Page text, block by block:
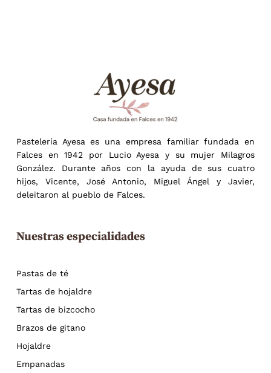
Pastelería Ayesa es una empresa familiar fundada en
Falces en 1942 por Lucio Ayesa y su mujer Milagros
González. Durante años con la ayuda de sus cuatro
hijos, Vicente, José Antonio, Miguel Ángel y Javier,
deleitaron al pueblo de Falces.
Nuestras especialidades
Pastas de té
Tartas de hojaldre
Tartas de bizcocho
Brazos de gitano
Hojaldre
Empanadas